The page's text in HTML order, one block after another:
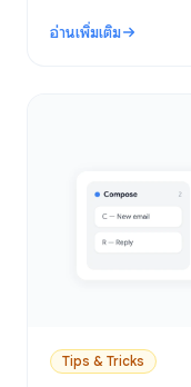
ประหยัดเวลาได้หลาย
อ่านเพิ่มเติม
: การตอบกลับอีเมลอั
Tips & Tricks